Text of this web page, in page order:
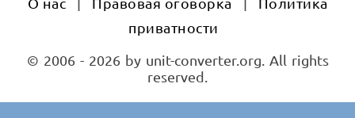
приватности
© 2006 - 2026 by unit-converter.org. All rights
reserved.